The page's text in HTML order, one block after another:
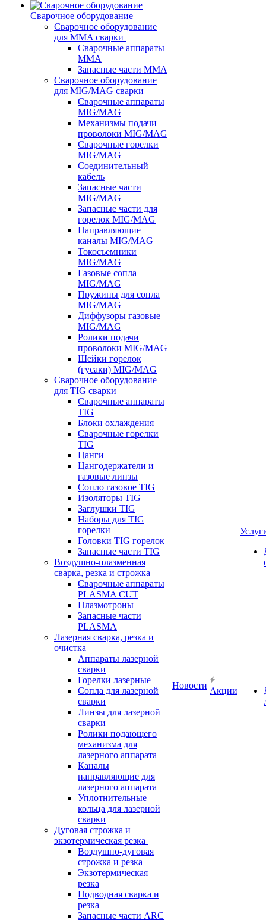
Сварочное оборудование
Сварочное оборудование
для MMA сварки
Сварочные аппараты
MMA
Запасные части MMA
Сварочное оборудование
для MIG/MAG сварки
Сварочные аппараты
MIG/MAG
Механизмы подачи
проволоки MIG/MAG
Сварочные горелки
MIG/MAG
Соединительный
кабель
Запасные части
MIG/MAG
Запасные части для
горелок MIG/MAG
Направляющие
каналы MIG/MAG
Токосъемники
MIG/MAG
Газовые сопла
MIG/MAG
Пружины для сопла
MIG/MAG
Диффузоры газовые
MIG/MAG
Ролики подачи
проволоки MIG/MAG
Шейки горелок
(гусаки) MIG/MAG
Сварочное оборудование
для TIG сварки
Сварочные аппараты
TIG
Блоки охлаждения
Сварочные горелки
TIG
Цанги
Цангодержатели и
газовые линзы
Сопло газовое TIG
Изоляторы TIG
Заглушки TIG
Наборы для TIG
горелки
Головки TIG горелок
Запасные части TIG
Воздушно-плазменная
сварка, резка и строжка
Сварочные аппараты
PLASMA CUT
Плазмотроны
Запасные части
PLASMA
Лазерная сварка, резка и
очистка
Аппараты лазерной
сварки
Горелки лазерные
Сопла для лазерной
сварки
Линзы для лазерной
сварки
Ролики подающего
механизма для
лазерного аппарата
Каналы
направляющие для
лазерного аппарата
Уплотнительные
кольца для лазерной
сварки
Дуговая строжка и
экзотермическая резка
Воздушно-дуговая
строжка и резка
Экзотермическая
резка
Подводная сварка и
резка
Запасные части ARC
Новости
Акции